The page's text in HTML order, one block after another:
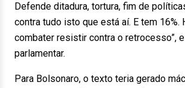
Defende ditadura, tortura, fim de
contra tudo isto que está aí. E tem 16%.
combater resistir contra o retrocesso”,
parlamentar.
Para Bolsonaro, o texto teria gerado